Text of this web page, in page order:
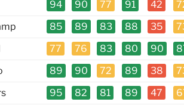
94 90 77 91 42
85 89 83 88 35
77 76 83 80 90
89 90 72 89 38
95 82 81 89 47